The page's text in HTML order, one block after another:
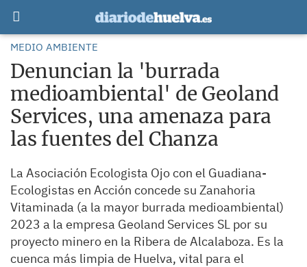
MEDIO AMBIENTE
Denuncian la 'burrada
medioambiental' de Geoland
Services, una amenaza para
las fuentes del Chanza
La Asociación Ecologista Ojo con el Guadiana-
Ecologistas en Acción concede su Zanahoria
Vitaminada (a la mayor burrada medioambiental)
2023 a la empresa Geoland Services SL por su
proyecto minero en la Ribera de Alcalaboza. Es la
cuenca más limpia de Huelva, vital para el